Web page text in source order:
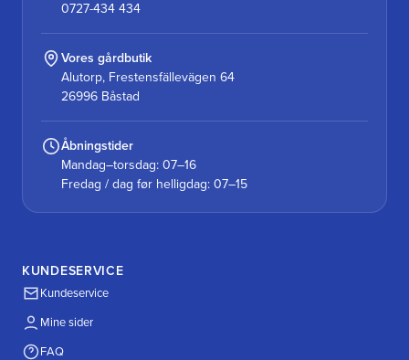
0727-434 434
Vores gårdbutik
Alutorp, Frestensfällevägen 64
26996 Båstad
Åbningstider
Mandag–torsdag: 07–16
Fredag / dag før helligdag: 07–15
KUNDESERVICE
Kundeservice
Mine sider
FAQ